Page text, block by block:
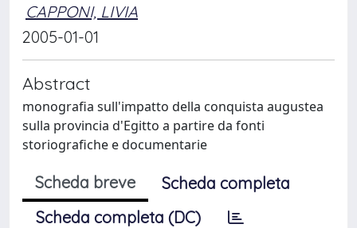
CAPPONI, LIVIA
2005-01-01
Abstract
monografia sull'impatto della conquista augustea
sulla provincia d'Egitto a partire da fonti
storiografiche e documentarie
Scheda breve
Scheda completa
Scheda completa (DC)